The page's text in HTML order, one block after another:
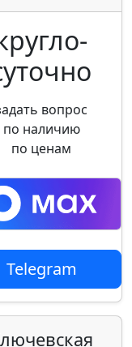
вопрос
по наличию
по ценам
Telegram